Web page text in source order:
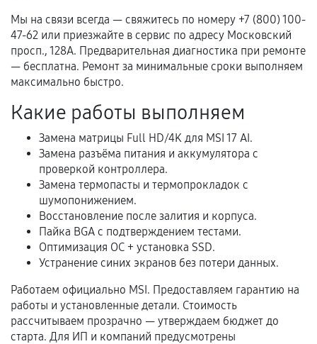
Акт выполненных работ с датой, перечнем
услуг и сроком гарантии.
Документы на установленные комплектующие
и кассовый чек.
Расширенная гарантия
В некоторых случаях возможно оформление
расширенной гарантии. Стоимость, сроки и
условия продления согласовываются отдельно и
фиксируются в документах.
Когда гарантия не действует
Нарушение правил эксплуатации,
механические повреждения, попадание влаги,
перегрев, коррозия.
Мы на связи всегда — свяжитесь по номеру +7 (800) 100-
47-62 или приезжайте в сервис по адресу Московский
просп., 128А. Предварительная диагностика при ремонте
— бесплатна. Ремонт за минимальные сроки выполняем
максимально быстро.
Какие работы выполняем
Замена матрицы Full HD/4K для MSI 17 AI.
Замена разъёма питания и аккумулятора с
проверкой контроллера.
Замена термопасты и термопрокладок с
шумопонижением.
Восстановление после залития и корпуса.
Пайка BGA с подтверждением тестами.
Оптимизация ОС + установка SSD.
Устранение синих экранов без потери данных.
Работаем официально MSI. Предоставляем гарантию на
работы и установленные детали. Стоимость
рассчитываем прозрачно — утверждаем бюджет до
старта. Для ИП и компаний предусмотрены